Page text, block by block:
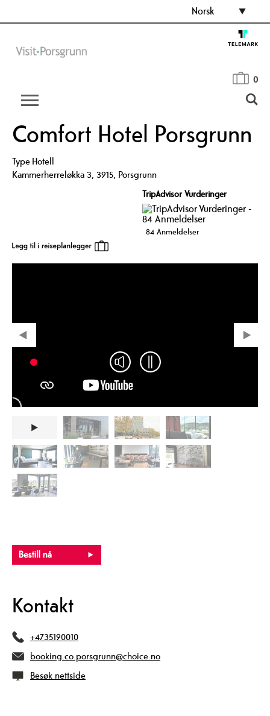
Norsk
0
Comfort Hotel Porsgrunn
TypeHotell
Kammerherreløkka 3, 3915, Porsgrunn
TripAdvisor Vurderinger
84 Anmeldelser
Kontakt
+4735190010
booking.co.porsgrunn@choice.no
Besøk nettside